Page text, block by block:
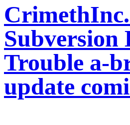
Subversion
Trouble a-
update